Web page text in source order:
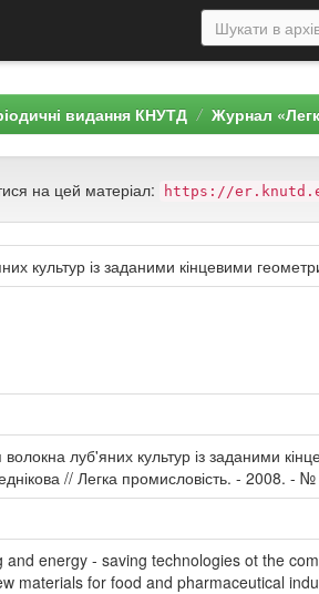
видання КНУТД Журнал
на цей матеріал: https://
культур із заданими кінцевими
луб'яних культур із заданими
// Легка промисловість. - 2008. -
energy - saving technologies ot the
materials for food and pharmaceutical